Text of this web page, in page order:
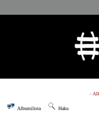
»
Albumilista Haku